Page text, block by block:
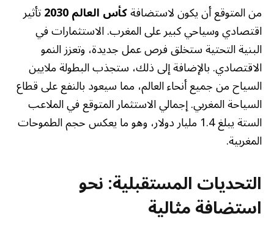
من المتوقع أن يكون لاستضافةكأس العالم 2030 تأثير
اقتصادي وسياحي كبير على المغرب. الاستثمارات في
البنية التحتية ستخلق فرص عمل جديدة، وتعزز النمو
الاقتصادي. بالإضافة إلى ذلك، ستجذب البطولة ملايين
السياح من جميع أنحاء العالم، مما سيعود بالنفع على قطاع
السياحة المغربي. إجمالي الاستثمار المتوقع في الملاعب
الستة يبلغ 1.4 مليار دولار، وهو ما يعكس حجم الطموحات
المغربية.
التحديات المستقبلية: نحو
استضافة مثالية